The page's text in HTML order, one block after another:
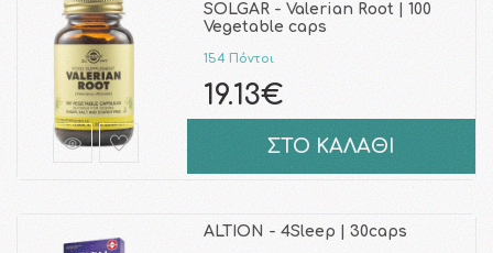
SOLGAR - Valerian Root | 100
Vegetable caps
154 Πόντοι
19.13€
ΣΤΟ ΚΑΛΑΘΙ
ALTION - 4Sleep | 30caps